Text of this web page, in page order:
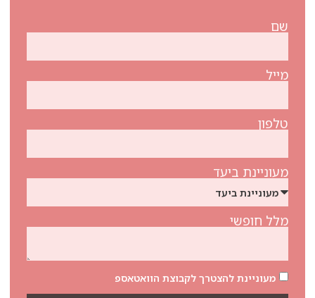
שם
מייל
טלפון
מעוניינת ביעד
מלל חופשי
מעוניינת להצטרך לקבוצת הוואטאספ